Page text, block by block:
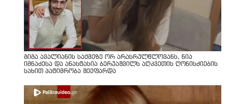
გიგა ავალიანის საქმეზე ორ არასრულწლოვანს, ნია
იმნაძესა და ანასტასია ბერუაშვილს აღკვეთის ღონისძიების
სახით პატიმრობა შეეფარდა